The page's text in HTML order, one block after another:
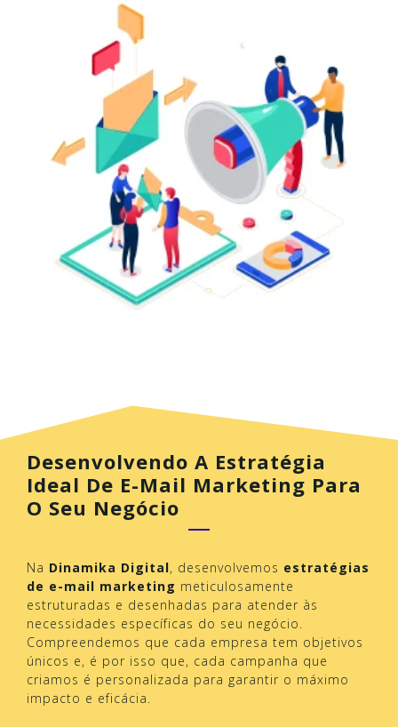
Desenvolvendo A Estratégia
Ideal De E-Mail Marketing Para
O Seu Negócio
Na Dinamika Digital, desenvolvemos estratégias
de e-mail marketing meticulosamente
estruturadas e desenhadas para atender às
necessidades específicas do seu negócio.
Compreendemos que cada empresa tem objetivos
únicos e, é por isso que, cada campanha que
criamos é personalizada para garantir o máximo
impacto e eficácia.